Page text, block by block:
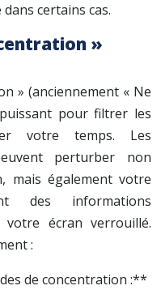
certains cas.
»
» (anciennement « Ne
pour filtrer les
votre temps. Les
perturber non
mais également votre
des informations
votre écran verrouillé.
:
de concentration :**